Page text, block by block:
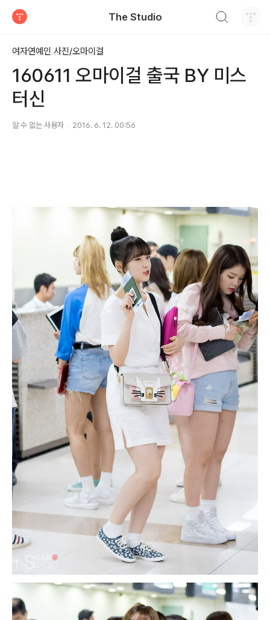
The Studio
여자연예인 사진/오마이걸
160611 오마이걸 출국 BY 미스
터신
알 수 없는 사용자 2016. 6. 12. 00:56